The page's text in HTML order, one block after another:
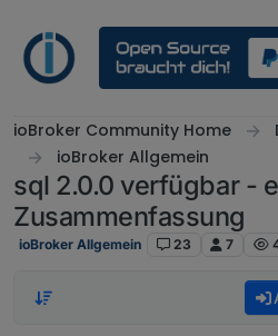
ioBroker Community Home
ioBroker Allgemein
sql 2.0.0 verfügbar -
Zusammenfassung
ioBroker Allgemein 23 7